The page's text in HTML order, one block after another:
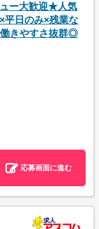
ー大歓迎★人気
平日のみ×残業な
きやすさ抜群◎
応募画面に進む